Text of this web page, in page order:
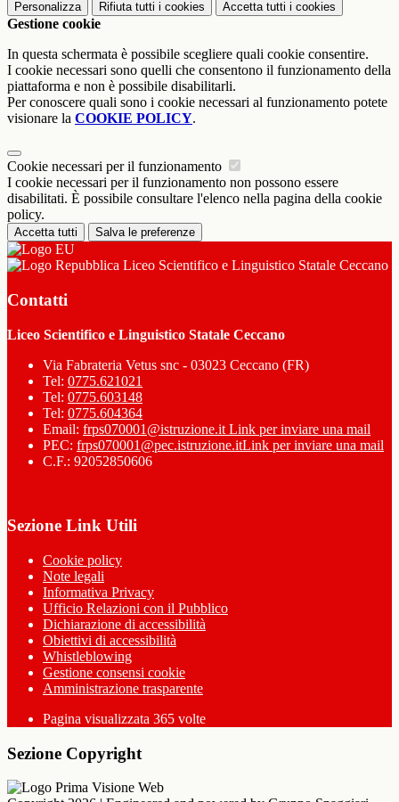
Personalizza Rifiuta tutti i cookies Accetta tutti i cookies
Gestione cookie
In questa schermata è possibile scegliere quali cookie consentire.
I cookie necessari sono quelli che consentono il funzionamento della
piattaforma e non è possibile disabilitarli.
Per conoscere quali sono i cookie necessari al funzionamento potete
visionare la COOKIE POLICY.
Cookie necessari per il funzionamento
I cookie necessari per il funzionamento non possono essere
disabilitati. È possibile consultare l'elenco nella pagina della cookie
policy.
Accetta tutti Salva le preferenze
Liceo Scientifico e Linguistico Statale Ceccano
Contatti
Liceo Scientifico e Linguistico Statale Ceccano
Via Fabrateria Vetus snc - 03023 Ceccano (FR)
Tel: 0775.621021
Tel: 0775.603148
Tel: 0775.604364
Email: frps070001@istruzione.it Link per inviare una mail
PEC: frps070001@pec.istruzione.itLink per inviare una mail
C.F.: 92052850606
Sezione Link Utili
Cookie policy
Note legali
Informativa Privacy
Ufficio Relazioni con il Pubblico
Dichiarazione di accessibilità
Obiettivi di accessibilità
Whistleblowing
Gestione consensi cookie
Amministrazione trasparente
Pagina visualizzata 365 volte
Sezione Copyright